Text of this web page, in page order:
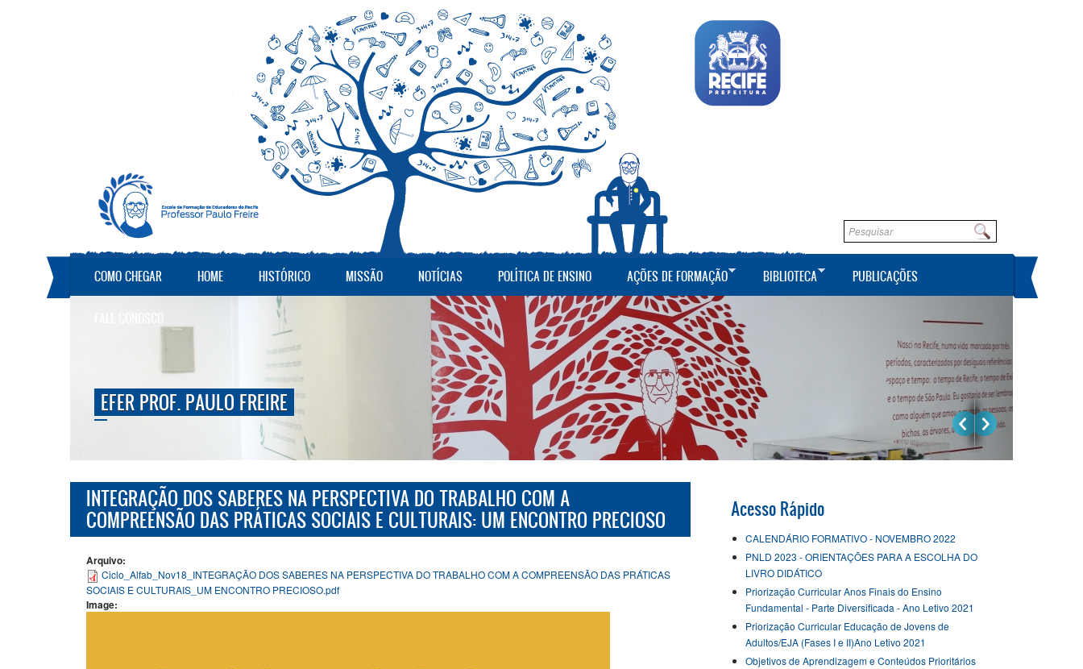
Formulário de busca
COMO CHEGAR HOME HISTÓRICO MISSÃO NOTÍCIAS POLÍTICA DE ENSINO AÇÕES DE FORMAÇÃO BIBLIOTECA PUBLICAÇÕES
EFER PROF. PAULO FREIRE
INTEGRAÇÃO DOS SABERES NA PERSPECTIVA DO TRABALHO COM A
COMPREENSÃO DAS PRÁTICAS SOCIAIS E CULTURAIS: UM ENCONTRO PRECIOSO
Arquivo:
Ciclo_Alfab_Nov18_INTEGRAÇÃO DOS SABERES NA PERSPECTIVA DO TRABALHO COM A COMPREENSÃO DAS PRÁTICAS
SOCIAIS E CULTURAIS_UM ENCONTRO PRECIOSO.pdf
Image:
Acesso Rápido
CALENDÁRIO FORMATIVO - NOVEMBRO 2022
PNLD 2023 - ORIENTAÇÕES PARA A ESCOLHA DO
LIVRO DIDÁTICO
Priorização Curricular Anos Finais do Ensino
Fundamental - Parte Diversificada - Ano Letivo 2021
Priorização Curricular Educação de Jovens de
Adultos/EJA (Fases I e II)Ano Letivo 2021
Objetivos de Aprendizagem e Conteúdos Prioritários